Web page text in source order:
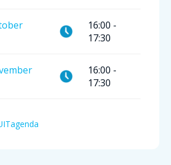
16:00 -
17:30
16:00 -
17:30